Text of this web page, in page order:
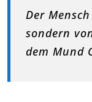
Der
sondern
dem Mund